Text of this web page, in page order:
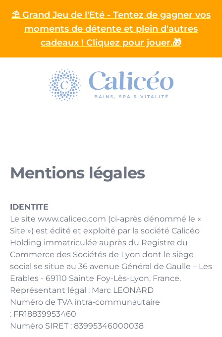
⛱️ Grand Jeu de l'Eté - Tentez de gagner vos
moments de détente et plein d'autres
cadeaux ! Cliquez pour jouer.🎁
Homepage
Mentions légales
IDENTITE
Le site www.caliceo.com (ci-après dénommé le «
Site ») est édité et exploité par la société Calicéo
Holding immatriculée auprès du Registre du
Commerce des Sociétés de Lyon dont le siège
social se situe au 36 avenue Général de Gaulle – Les
Erables - 69110 Sainte Foy-Lès-Lyon, France.
Représentant légal : Marc LEONARD
Numéro de TVA intra-communautaire
: FR18839953460
Numéro SIRET : 83995346000038